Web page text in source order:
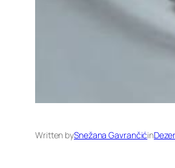
Written bySnežana Gavrančićin